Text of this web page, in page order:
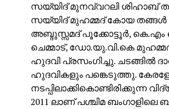
സയ്യിദ് മുനവ്വറലി ശിഹാബ്
സയ്യിദ് മുഹമ്മദ് കോയ തങ്ങള്‍
അബ്ദുസ്സമദ് പൂക്കോട്ടൂര്‍, കെ.എം
ചെമ്മാട്, ഡോ.യു.വി.കെ
ഹുദവി പ്രസംഗിച്ചു. ചടങ്ങില്‍
ഹുദവികളും പങ്കെടുത്തു.
നടപ്പിലാക്കികൊണ്ടിരിക്കുന്ന
2011 ലാണ് പശ്ചിമ ബംഗാളിലെ